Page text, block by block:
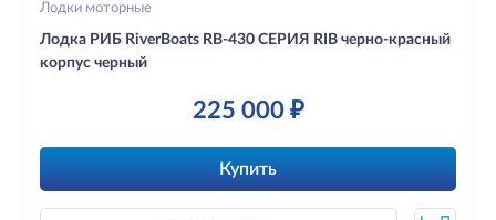
Лодки моторные
Лодка РИБ RiverBoats RB-430 СЕРИЯ RIB черно-красный
корпус черный
225 000 ₽
Купить